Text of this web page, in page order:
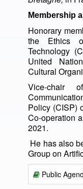
Membership
Honorary
the Ethics
Technology
United
Cultural
Vice-chair
Policy (CISP)
Co-operation
2021.
He has also
Group on
Public